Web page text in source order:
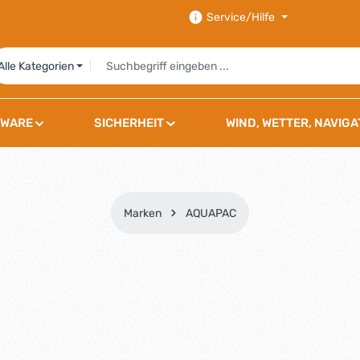
Service/Hilfe
Kategorien
SICHERHEIT WIND, WETTER,
Marken AQUAPAC